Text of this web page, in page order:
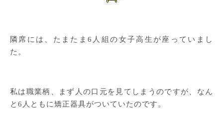
隣席には、たまたま6人組の女子高生が座っていまし
た。
私は職業柄、まず人の口元を見てしまうのですが、なん
と6人ともに矯正器具がついていたのです。